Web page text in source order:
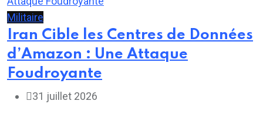
Militaire
Iran Cible les Centres de Données
d’Amazon : Une Attaque
Foudroyante
31 juillet 2026